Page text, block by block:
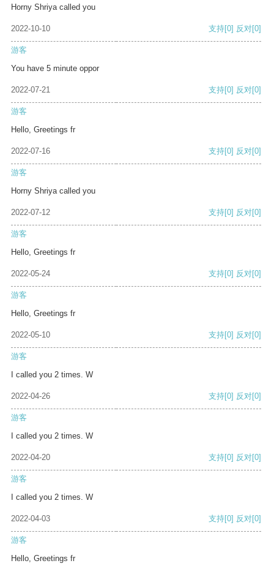
Horny Shriya called you
2022-10-10 支持[0] 反对[0]
游客
You have 5 minute oppor
2022-07-21 支持[0] 反对[0]
游客
Hello, Greetings fr
2022-07-16 支持[0] 反对[0]
游客
Horny Shriya called you
2022-07-12 支持[0] 反对[0]
游客
Hello, Greetings fr
2022-05-24 支持[0] 反对[0]
游客
Hello, Greetings fr
2022-05-10 支持[0] 反对[0]
游客
I called you 2 times. W
2022-04-26 支持[0] 反对[0]
游客
I called you 2 times. W
2022-04-20 支持[0] 反对[0]
游客
I called you 2 times. W
2022-04-03 支持[0] 反对[0]
游客
Hello, Greetings fr